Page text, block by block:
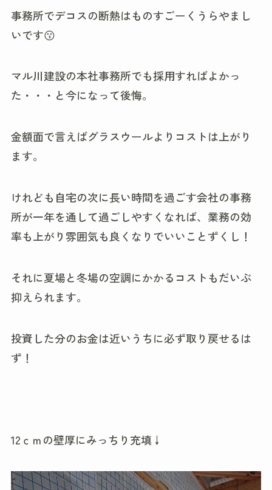
事務所でデコスの断熱はものすごーくうらやまし
いです😗
マル川建設の本社事務所でも採用すればよかっ
た・・・と今になって後悔。
金額面で言えばグラスウールよりコストは上がり
ます。
けれども自宅の次に長い時間を過ごす会社の事務
所が一年を通して過ごしやすくなれば、業務の効
率も上がり雰囲気も良くなりでいいことずくし！
それに夏場と冬場の空調にかかるコストもだいぶ
抑えられます。
投資した分のお金は近いうちに必ず取り戻せるは
ず！
12ｃｍの壁厚にみっちり充填↓